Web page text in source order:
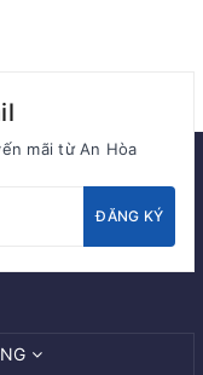
mãi từ An Hòa
ĐĂNG KÝ